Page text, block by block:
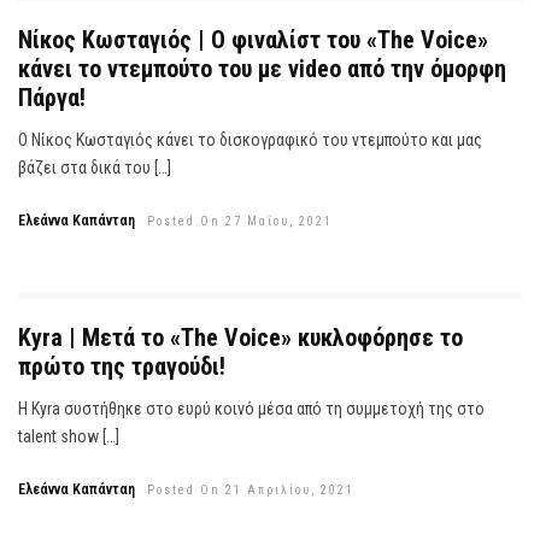
Νίκος Κωσταγιός | Ο φιναλίστ του «The Voice»
κάνει το ντεμπούτο του με video από την όμορφη
Πάργα!
Ο Νίκος Κωσταγιός κάνει το δισκογραφικό του ντεμπούτο και μας
βάζει στα δικά του […]
Ελεάννα Καπάνταη Posted On 27 Μαΐου, 2021
Kyra | Μετά το «The Voice» κυκλοφόρησε το
πρώτο της τραγούδι!
Η Κyra συστήθηκε στο ευρύ κοινό μέσα από τη συμμετοχή της στο
talent show […]
Ελεάννα Καπάνταη Posted On 21 Απριλίου, 2021